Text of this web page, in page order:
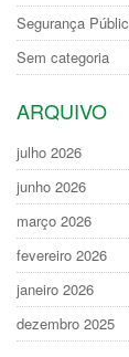
Segurança
Sem categoria
ARQUIVO
julho 2026
junho 2026
março 2026
fevereiro 2026
janeiro 2026
dezembro 2025